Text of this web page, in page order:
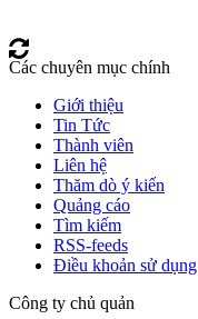
Các chuyên mục chính
Giới thiệu
Tin Tức
Thành viên
Liên hệ
Thăm dò ý kiến
Quảng cáo
Tìm kiếm
RSS-feeds
Điều khoản sử dụng
Công ty chủ quản